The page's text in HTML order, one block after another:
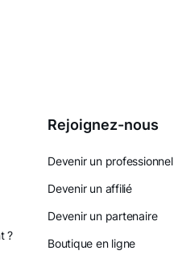
?
Rejoignez-nous
Devenir un professionnel
Devenir un affilié
Devenir un partenaire
Boutique en ligne